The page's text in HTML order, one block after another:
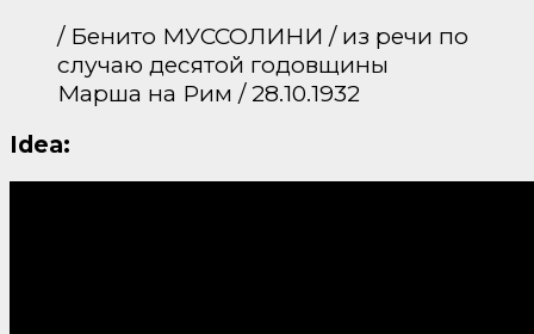
/ Бенито МУССОЛИНИ / из речи по
случаю десятой годовщины
Марша на Рим / 28.10.1932
Idea: